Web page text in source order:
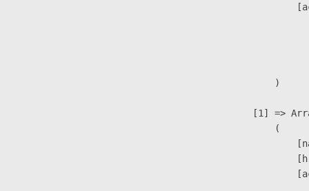
                        )
[1] =>
                        (